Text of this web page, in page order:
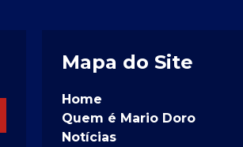
Mapa do Site
Home
Quem é Mario Doro
Notícias